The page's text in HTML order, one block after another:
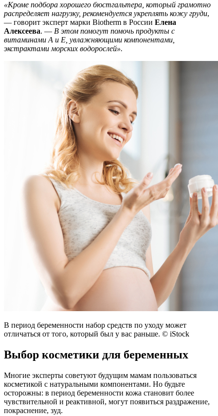
«Кроме подбора хорошего бюстгальтера, который грамотно
распределяет нагрузку, рекомендуется укреплять кожу груди,
— говорит эксперт марки Biotherm в России Елена
Алексеева. — В этом помогут помочь продукты с
витаминами А и Е, увлажняющими компонентами,
экстрактами морских водорослей».
В период беременности набор средств по уходу может
отличаться от того, который был у вас раньше. © iStock
Выбор косметики для беременных
Многие эксперты советуют будущим мамам пользоваться
косметикой с натуральными компонентами. Но будьте
осторожны: в период беременности кожа становит более
чувствительной и реактивной, могут появиться раздражение,
покраснение, зуд.